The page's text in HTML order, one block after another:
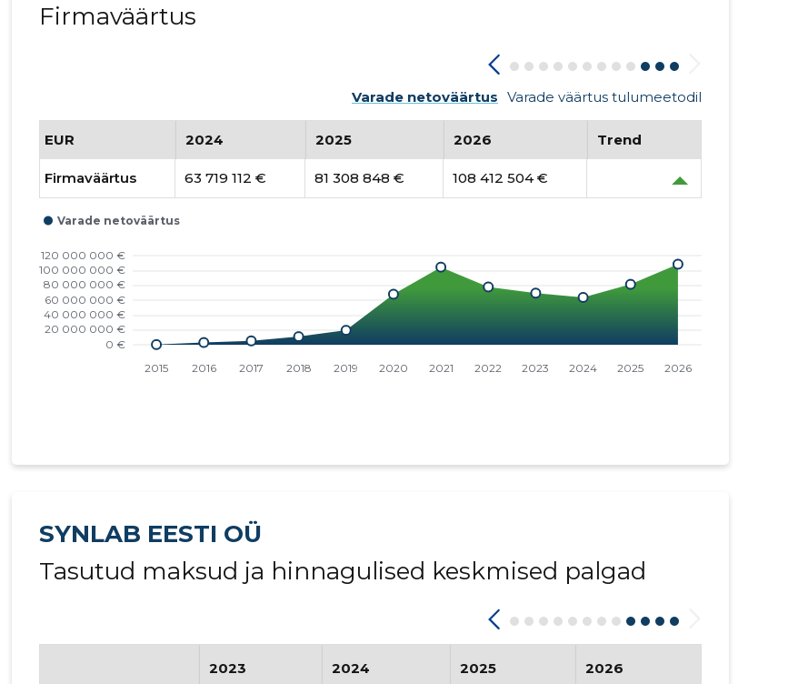
Firmaväärtus
Varade netoväärtus Varade väärtus tulumeetodil
EUR 2024 2025 2026 Trend
Firmaväärtus 63 719 112 € 81 308 848 € 108 412 504 €
SYNLAB EESTI OÜ
Tasutud maksud ja hinnagulised keskmised palgad
2023 2024 2025 2026